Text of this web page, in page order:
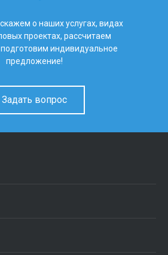
о наших услугах, видах
проектах, рассчитаем
индивидуальное
предложение!
Задать вопрос